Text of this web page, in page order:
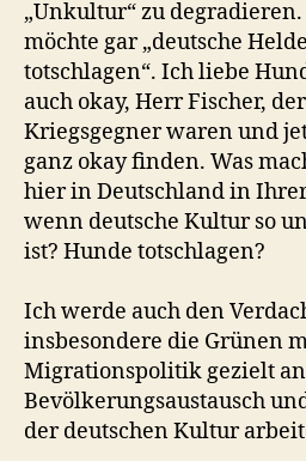
„Unkultur“ zu
möchte gar „deutsche
totschlagen“. Ich liebe
auch okay, Herr Fischer,
Kriegsgegner waren und
ganz okay finden. Was
hier in Deutschland in
wenn deutsche Kultur so
ist? Hunde totschlagen?
Ich werde auch den
insbesondere die Grünen
Migrationspolitik gezielt
Bevölkerungsaustausch
der deutschen Kultur